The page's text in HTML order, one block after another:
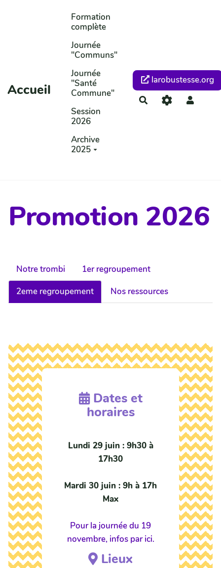
Aller au contenu principal
Accueil
Formation
complète
Journée
"Communs"
Journée
"Santé
Commune"
Session
2026
Archive
2025
larobustesse.org
Rechercher
Promotion 2026
Notre trombi
1er regroupement
2eme regroupement
Nos ressources
Dates et
horaires
Lundi 29 juin : 9h30 à
17h30
Mardi 30 juin : 9h à 17h
Max
Pour la journée du 19
novembre, infos par ici.
Lieux